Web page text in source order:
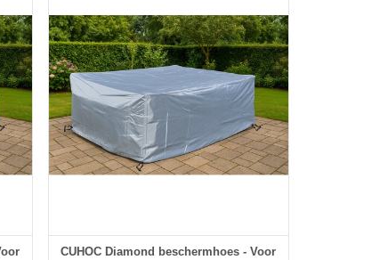
CUHOC Diamond beschermhoes - Voor